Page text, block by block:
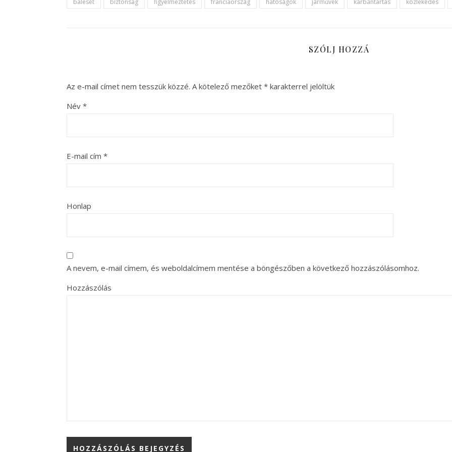
SZÓLJ HOZZÁ
Az e-mail címet nem tesszük közzé. A kötelező mezőket * karakterrel jelöltük
Név *
E-mail cím *
Honlap
A nevem, e-mail címem, és weboldalcímem mentése a böngészőben a következő hozzászólásomhoz.
Hozzászólás